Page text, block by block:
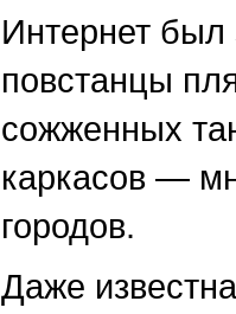
Интернет был
повстанцы
сожженных
каркасов —
городов.
Даже